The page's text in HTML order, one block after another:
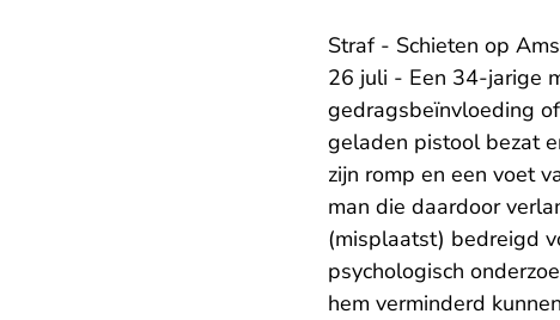
Straf - Schieten op
26 juli - Een 34-jarige
gedragsbeïnvloeding
geladen pistool bezat
zijn romp en een voet
man die daardoor
(misplaatst) bedreigd
psychologisch
hem verminderd